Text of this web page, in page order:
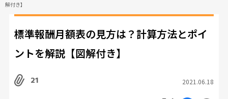
解付き】
標準報酬月額表の見方は？計算方法とポイ
ントを解説【図解付き】
21 2021.06.18